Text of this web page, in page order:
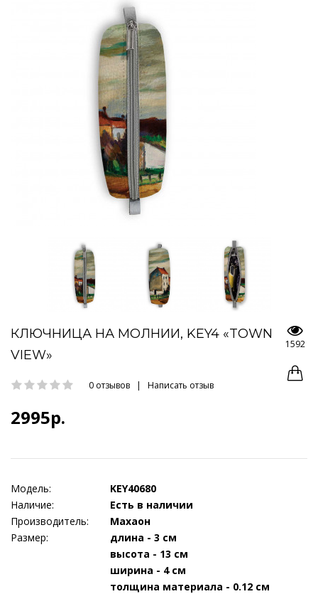
КЛЮЧНИЦА НА МОЛНИИ, KEY4 «TOWN
VIEW»
0 отзывов | Написать отзыв
2995р.
1592
Модель:
KEY40680
Наличие:
Есть в наличии
Производитель:
Махаон
Размер:
длина - 3 см
высота - 13 см
ширина - 4 см
толщина материала - 0.12 см